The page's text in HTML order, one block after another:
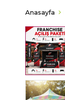
Anasayfa